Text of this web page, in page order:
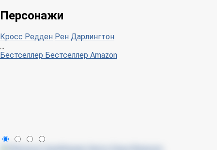
Персонажи
Кросс Редден Рен Дарлингтон
...
Бестселлер Бестселлер Amazon